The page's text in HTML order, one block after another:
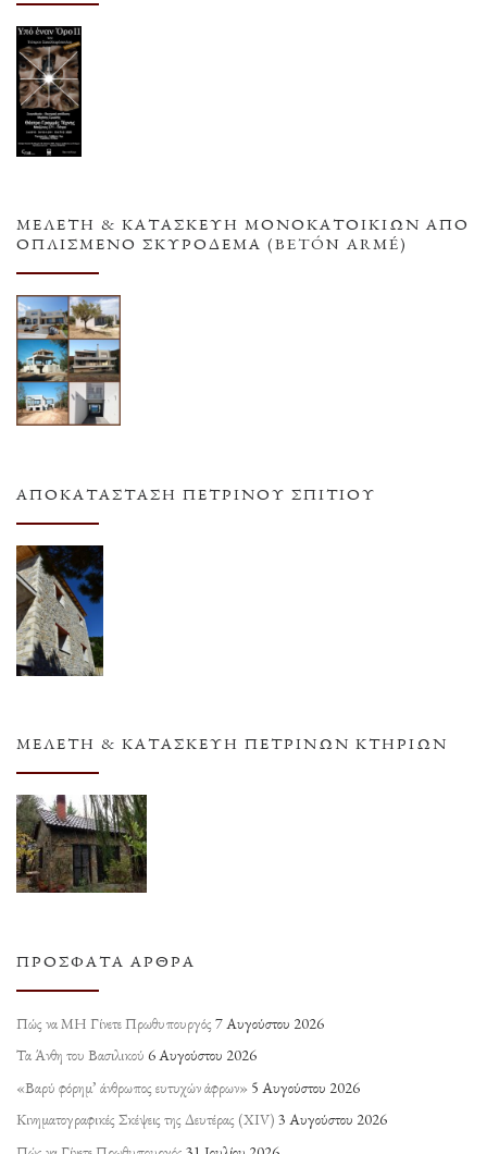
ΜΕΛΕΤΗ & ΚΑΤΑΣΚΕΥΗ ΜΟΝΟΚΑΤΟΙΚΙΩΝ ΑΠΟ
ΟΠΛΙΣΜΕΝΟ ΣΚΥΡΟΔΕΜΑ (BETÓN ARMÉ)
ΑΠΟΚΑΤΆΣΤΑΣΗ ΠΈΤΡΙΝΟΥ ΣΠΙΤΙΟΎ
ΜΕΛΈΤΗ & ΚΑΤΑΣΚΕΥΉ ΠΈΤΡΙΝΩΝ ΚΤΗΡΊΩΝ
ΠΡΌΣΦΑΤΑ ΆΡΘΡΑ
Πώς να ΜΗ Γίνετε Πρωθυπουργός 7 Αυγούστου 2026
Τα Άνθη του Βασιλικού 6 Αυγούστου 2026
«Βαρύ φόρημ’ άνθρωπος ευτυχών άφρων» 5 Αυγούστου 2026
Κινηματογραφικές Σκέψεις της Δευτέρας (ΧΙV) 3 Αυγούστου 2026